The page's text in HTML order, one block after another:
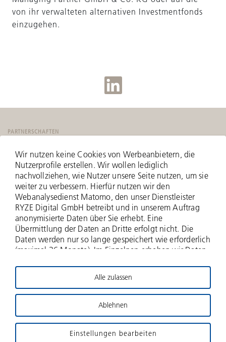
von ihr verwalteten alternativen Investmentfonds
einzugehen.
PARTNERSCHAFTEN
© 2026 Deutsche Beteiligungs AG
Gender-Hinweis
Kontakt Sitemap DBAG-Stiftung
Wir nutzen keine Cookies von Werbeanbietern, die
Nutzerprofile erstellen. Wir wollen lediglich
nachvollziehen, wie Nutzer unsere Seite nutzen, um sie
weiter zu verbessern. Hierfür nutzen wir den
Webanalysedienst Matomo, den unser Dienstleister
RYZE Digital GmbH betreibt und in unserem Auftrag
anonymisierte Daten über Sie erhebt. Eine
Übermittlung der Daten an Dritte erfolgt nicht. Die
Daten werden nur so lange gespeichert wie erforderlich
(maximal 36 Monate). Im Einzelnen erheben wir Daten
werden erfasst), zu aufgerufenen Webseiten und Ihrer
Verweildauer hierauf, Häufigkeit der Aufrufe, zu
Suchanfragen und Downloads, und über weitere
Interaktionen auf der Website, und schließlich
Informationen über Ihren Browser- und das
Betriebssystem. Für die Nutzung dieses
datenschutzfreundlichen Webanalysedienstes bitten
Einstellungen bearbeiten
Ablehnen
Alle zulassen